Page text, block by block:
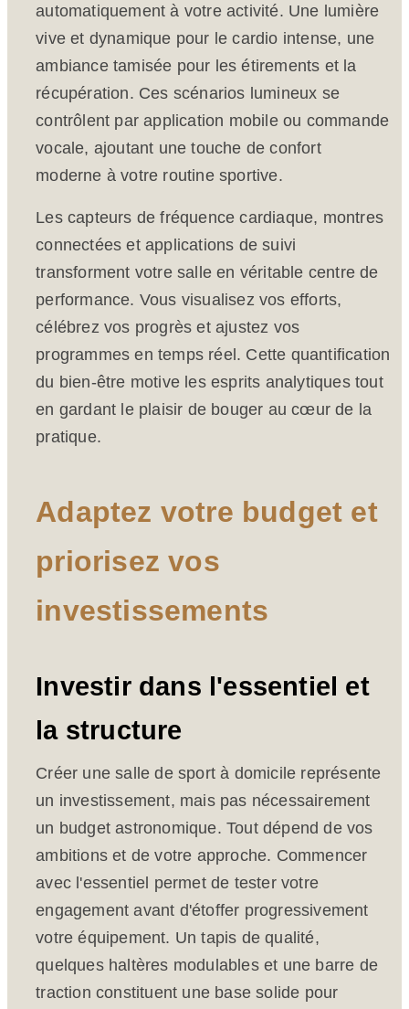
automatiquement à votre activité. Une lumière
vive et dynamique pour le cardio intense, une
ambiance tamisée pour les étirements et la
récupération. Ces scénarios lumineux se
contrôlent par application mobile ou commande
vocale, ajoutant une touche de confort
moderne à votre routine sportive.
Les capteurs de fréquence cardiaque, montres
connectées et applications de suivi
transforment votre salle en véritable centre de
performance. Vous visualisez vos efforts,
célébrez vos progrès et ajustez vos
programmes en temps réel. Cette quantification
du bien-être motive les esprits analytiques tout
en gardant le plaisir de bouger au cœur de la
pratique.
Adaptez votre budget et
priorisez vos
investissements
Investir dans l'essentiel et
la structure
Créer une salle de sport à domicile représente
un investissement, mais pas nécessairement
un budget astronomique. Tout dépend de vos
ambitions et de votre approche. Commencer
avec l'essentiel permet de tester votre
engagement avant d'étoffer progressivement
votre équipement. Un tapis de qualité,
quelques haltères modulables et une barre de
traction constituent une base solide pour